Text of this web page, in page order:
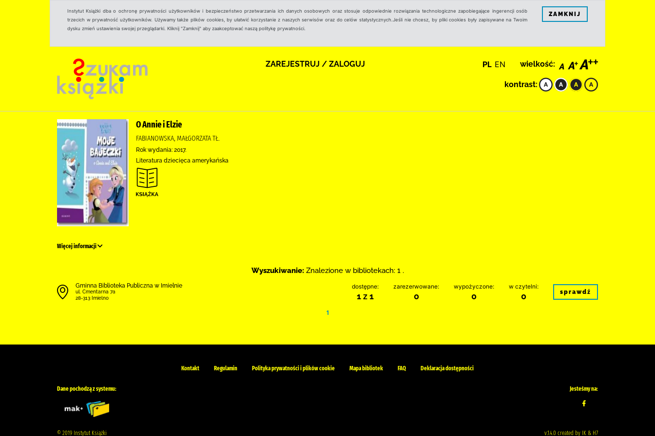
Instytut Książki dba o ochronę prywatności użytkowników i bezpieczeństwo przetwarzania ich danych osobowych oraz stosuje odpowiednie rozwiązania technologiczne zapobiegające ingerencji osób
trzecich w prywatność użytkowników. Używamy także plików cookies, by ułatwić korzystanie z naszych serwisów oraz do celów statystycznych.Jeśli nie chcesz, by pliki cookies były zapisywane na Twoim
dysku zmień ustawienia swojej przeglądarki. Kliknij "Zamknij" aby zaakceptować naszą politykę prywatności.
ZAMKNIJ
ZAREJESTRUJ / ZALOGUJ PL EN wielkość:
kontrast:
O Annie i Elzie
FABIANOWSKA, MAŁGORZATA TŁ.
Rok wydania: 2017.
Literatura dziecięca amerykańska
Więcej informacji
Wyszukiwanie: Znalezione w bibliotekach: 1 .
Gminna Biblioteka Publiczna w Imielnie
ul. Cmentarna 7a
28-313 Imielno
dostępne:
1 z 1
zarezerwowane:
0
wypożyczone:
0
w czytelni:
0 sprawdź
1
Kontakt Regulamin Polityka prywatności i plików cookie Mapa bibliotek FAQ Deklaracja dostępności
Dane pochodzą z systemu: Jesteśmy na:
© 2019 Instytut Książki v.1.4.0 created by IK & H7